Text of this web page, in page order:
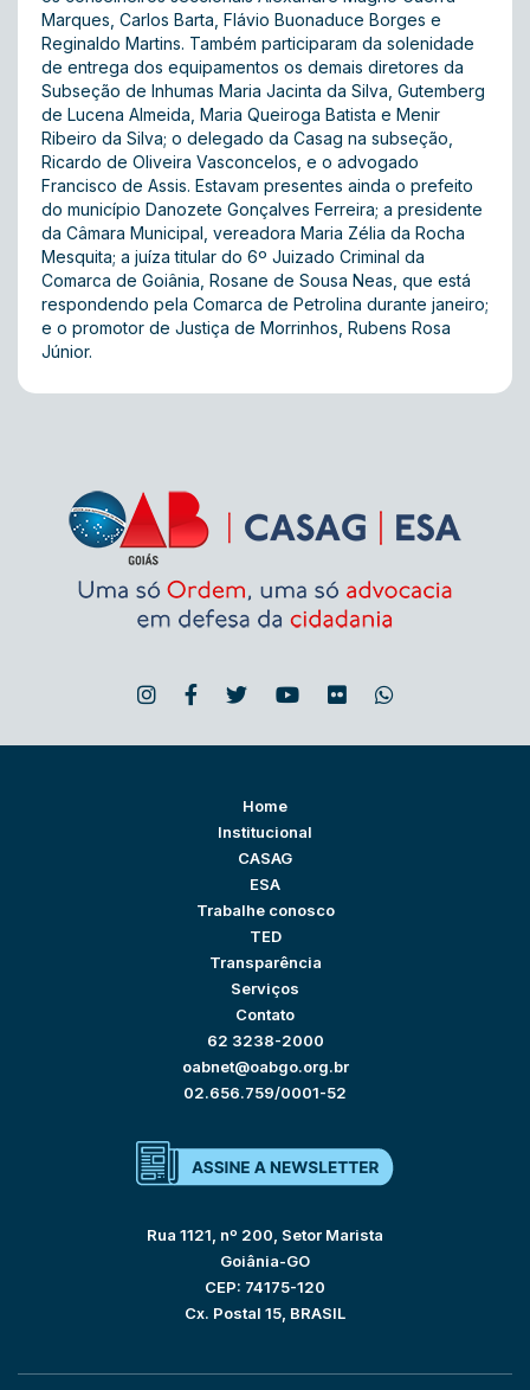
Marques, Carlos Barta, Flávio Buonaduce Borges e
Reginaldo Martins. Também participaram da solenidade
de entrega dos equipamentos os demais diretores da
Subseção de Inhumas Maria Jacinta da Silva, Gutemberg
de Lucena Almeida, Maria Queiroga Batista e Menir
Ribeiro da Silva; o delegado da Casag na subseção,
Ricardo de Oliveira Vasconcelos, e o advogado
Francisco de Assis. Estavam presentes ainda o prefeito
do município Danozete Gonçalves Ferreira; a presidente
da Câmara Municipal, vereadora Maria Zélia da Rocha
Mesquita; a juíza titular do 6º Juizado Criminal da
Comarca de Goiânia, Rosane de Sousa Neas, que está
respondendo pela Comarca de Petrolina durante janeiro;
e o promotor de Justiça de Morrinhos, Rubens Rosa
Júnior.
Home
Institucional
CASAG
ESA
Trabalhe conosco
TED
Transparência
Serviços
Contato
62 3238-2000
oabnet@oabgo.org.br
02.656.759/0001-52
Rua 1121, nº 200, Setor Marista
Goiânia-GO
CEP: 74175-120
Cx. Postal 15, BRASIL